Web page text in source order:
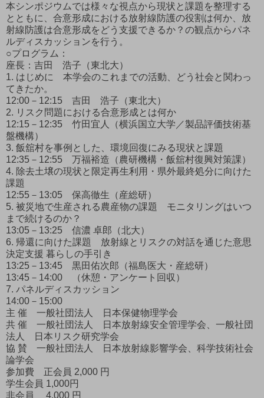
本シンポジウムでは様々な視点から現状と課題を整理する
とともに、合意形成における放射線防護の役割は何か、放
射線防護は合意形成をどう支援できるか？の観点からパネ
ルディスカッションを行う。
○プログラム：
座長：吉田 浩子（東北大）
1. はじめに 本学会のこれまでの活動、どう社会と関わっ
てきたか。
12:00－12:15 吉田 浩子（東北大）
2. リスク問題における合意形成とは何か
12:15－12:35 竹田宜人（横浜国立大学／製品評価技術基
盤機構）
3. 飯舘村を事例とした、環境回復にみる現状と課題
12:35－12:55 万福裕造（農研機構・飯舘村復興対策課）
4. 除去土壌の現状と限定再生利用・県外最終処分に向けた
課題
12:55－13:05 保高徹生（産総研）
5. 被災地で生産される農産物の課題 モニタリングはいつ
まで続けるのか？
13:05－13:25 信濃 卓郎（北大）
6. 帰還に向けた課題 放射線とリスクの対話を通じた意思
決定支援 暮らしの手引き
13:25－13:45 黒田佑次郎（福島医大・産総研）
13:45－14:00 （休憩・アンケート回収）
7. パネルディスカッション
14:00－15:00
主 催 一般社団法人 日本保健物理学会
共 催 一般社団法人 日本放射線安全管理学会、一般社団
法人 日本リスク研究学会
協 賛 一般社団法人 日本放射線影響学会、科学技術社会
論学会
参加費 正会員 2,000 円
学生会員 1,000円
非会員 4,000 円